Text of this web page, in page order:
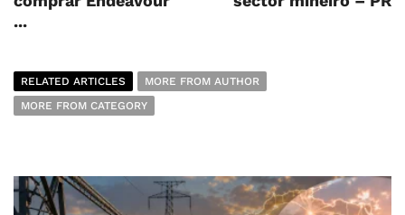
...
RELATED ARTICLES
MORE FROM AUTHOR
MORE FROM CATEGORY